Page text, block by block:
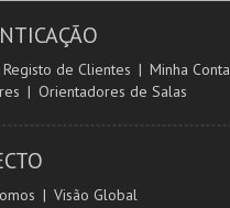
de Clientes
Minha Conta
Orientadores de Salas
Visão Global